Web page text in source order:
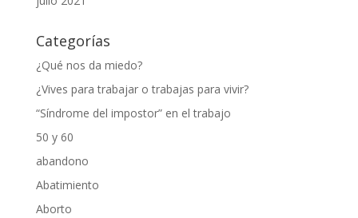
Categorías
¿Qué nos da miedo?
¿Vives para trabajar o trabajas para vivir?
“Síndrome del impostor” en el trabajo
50 y 60
abandono
Abatimiento
Aborto